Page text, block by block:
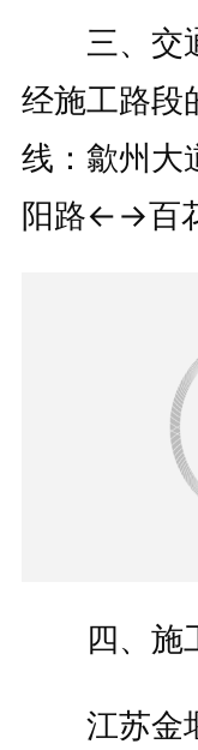
三、交通
经施工路段
线：歙州
阳路←→百
四、施工
江苏金堰